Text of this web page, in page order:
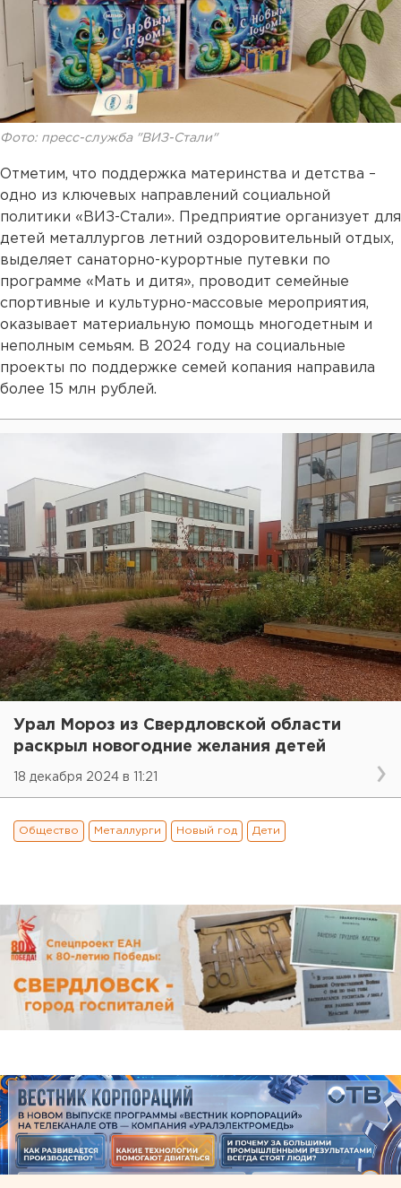
Фото: пресс-служба "ВИЗ-Стали"
Отметим, что поддержка материнства и детства –
одно из ключевых направлений социальной
политики «ВИЗ-Стали». Предприятие организует для
детей металлургов летний оздоровительный отдых,
выделяет санаторно-курортные путевки по
программе «Мать и дитя», проводит семейные
спортивные и культурно-массовые мероприятия,
оказывает материальную помощь многодетным и
неполным семьям. В 2024 году на социальные
проекты по поддержке семей копания направила
более 15 млн рублей.
Урал Мороз из Свердловской области
раскрыл новогодние желания детей
18 декабря 2024 в 11:21
Общество Металлурги Новый год Дети